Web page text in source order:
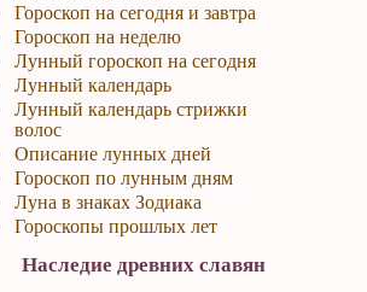
Гороскоп на сегодня и завтра
Гороскоп на неделю
Лунный гороскоп на сегодня
Лунный календарь
Лунный календарь стрижки
волос
Описание лунных дней
Гороскоп по лунным дням
Луна в знаках Зодиака
Гороскопы прошлых лет
Наследие древних славян